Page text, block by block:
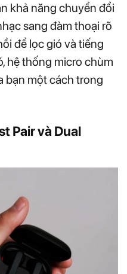
khả năng chuyển đổi
sang đàm thoại rõ
để lọc gió và tiếng
hệ thống micro chùm
bạn một cách trong
Pair và Dual